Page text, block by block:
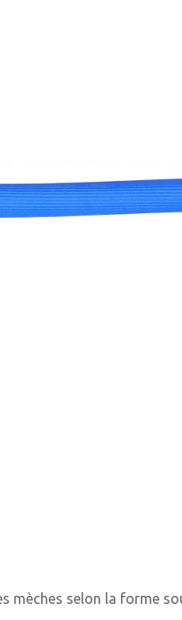
mèches selon la forme